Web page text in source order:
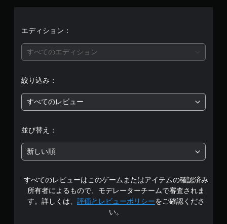
エディション：
すべてのエディション
絞り込み：
すべてのレビュー
並び替え：
新しい順
すべてのレビューはこのゲームまたはアイテムの確認済み
所有者によるもので、モデレーターチームで審査されま
す。詳しくは、 評価とレビューポリシーをご確認くださ
い。